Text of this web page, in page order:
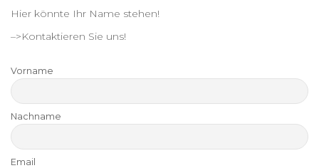
Hier könnte Ihr Name stehen!
–>Kontaktieren Sie uns!
Vorname
Nachname
Email